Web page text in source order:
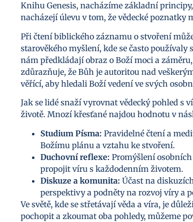
Knihu Genesis, nacházíme základní
nacházejí úlevu v tom, že vědecké poznatky
Při čtení biblického záznamu o stvoření
starověkého myšlení, kde se často používaly
nám předkládají obraz o Boží moci a
zdůrazňuje, že Bůh je autoritou nad
věřící, aby hledali Boží vedení ve svých
Jak se lidé snaží vyrovnat vědecký pohled s
životě. Mnozí křesťané najdou hodnotu v
Studium Písma: Pravidelné čtení a
Božímu plánu a vztahu ke stvoření.
Duchovní reflexe: Promýšlení
propojit víru s každodenním životem.
Diskuze a komunita: Účast na
perspektivy a podněty na rozvoj víry a
Ve světě, kde se střetávají věda a víra, je
pochopit a zkoumat oba pohledy, můžeme